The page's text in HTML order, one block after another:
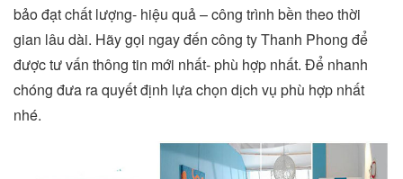
bảo đạt chất lượng- hiệu quả – công trình bền theo thời
gian lâu dài. Hãy gọi ngay đến công ty Thanh Phong để
được tư vấn thông tin mới nhất- phù hợp nhất. Để nhanh
chóng đưa ra quyết định lựa chọn dịch vụ phù hợp nhất
nhé.